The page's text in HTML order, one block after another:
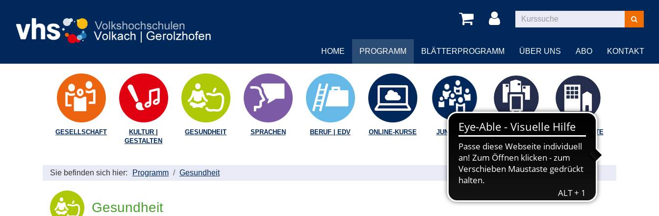
Kurse
suchen
HOME PROGRAMM BLÄTTERPROGRAMM ÜBER UNS ABO KONTAKT
GESELLSCHAFT
KULTUR |
GESTALTEN
GESUNDHEIT SPRACHEN BERUF | EDV ONLINE-KURSE JUNGE VHS
VORTRÄGE |
BILDUNGSORTE
Sie befinden sich hier: Programm Gesundheit
Gesundheit